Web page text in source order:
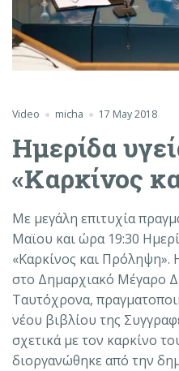
Video micha 17 May 2018
Ημερίδα
«Καρκίνος
Με μεγάλη επιτυχία
Μαϊου και ώρα 19:30
«Καρκίνος και
στο Δημαρχιακό Μέγαρο
Ταυτόχρονα,
νέου βιβλίου της
σχετικά με τον καρκίνο
διοργανώθηκε από την